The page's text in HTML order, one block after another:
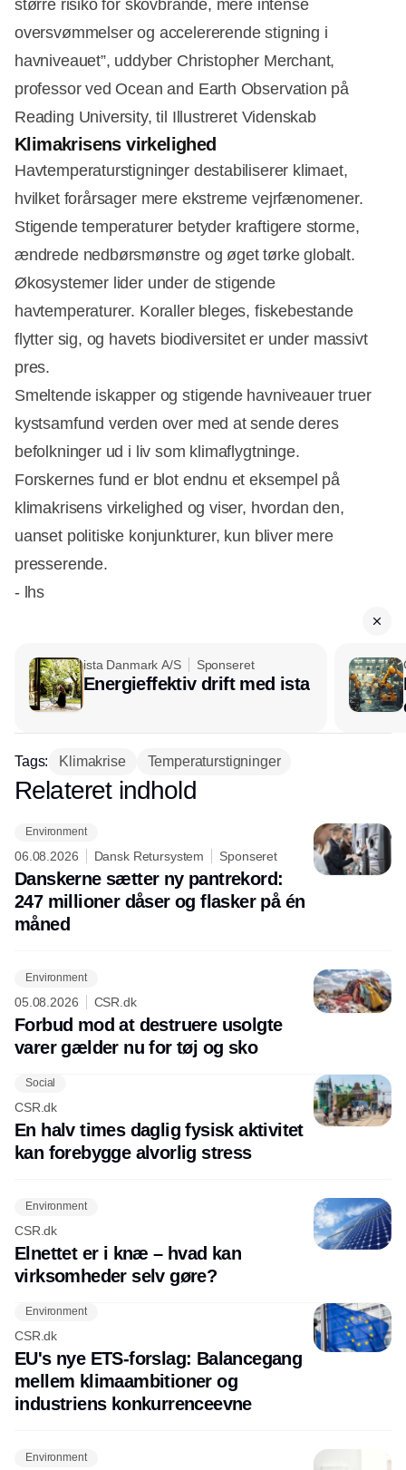
større risiko for skovbrande, mere intense
oversvømmelser og accelererende stigning i
havniveauet”, uddyber Christopher Merchant,
professor ved Ocean and Earth Observation på
Reading University, til Illustreret Videnskab
Klimakrisens virkelighed
Havtemperaturstigninger destabiliserer klimaet,
hvilket forårsager mere ekstreme vejrfænomener.
Stigende temperaturer betyder kraftigere storme,
ændrede nedbørsmønstre og øget tørke globalt.
Økosystemer lider under de stigende
havtemperaturer. Koraller bleges, fiskebestande
flytter sig, og havets biodiversitet er under massivt
pres.
Smeltende iskapper og stigende havniveauer truer
kystsamfund verden over med at sende deres
befolkninger ud i liv som klimaflygtninge.
Forskernes fund er blot endnu et eksempel på
klimakrisens virkelighed og viser, hvordan den,
uanset politiske konjunkturer, kun bliver mere
presserende.
- lhs
ista Danmark A/S Sponseret
Energieffektiv drift med ista
Tags: Klimakrise Temperaturstigninger
Annonce
Relateret indhold
Environment
06.08.2026 Dansk Retursystem Sponseret
Danskerne sætter ny pantrekord:
247 millioner dåser og flasker på én
måned
Environment
05.08.2026 CSR.dk
Forbud mod at destruere usolgte
varer gælder nu for tøj og sko
Social
CSR.dk
En halv times daglig fysisk aktivitet
kan forebygge alvorlig stress
Environment
CSR.dk
Elnettet er i knæ – hvad kan
virksomheder selv gøre?
Environment
CSR.dk
EU's nye ETS-forslag: Balancegang
mellem klimaambitioner og
industriens konkurrenceevne
Environment